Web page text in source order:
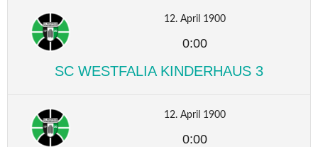
12. April 1900
0:00
SC WESTFALIA KINDERHAUS 3
12. April 1900
0:00